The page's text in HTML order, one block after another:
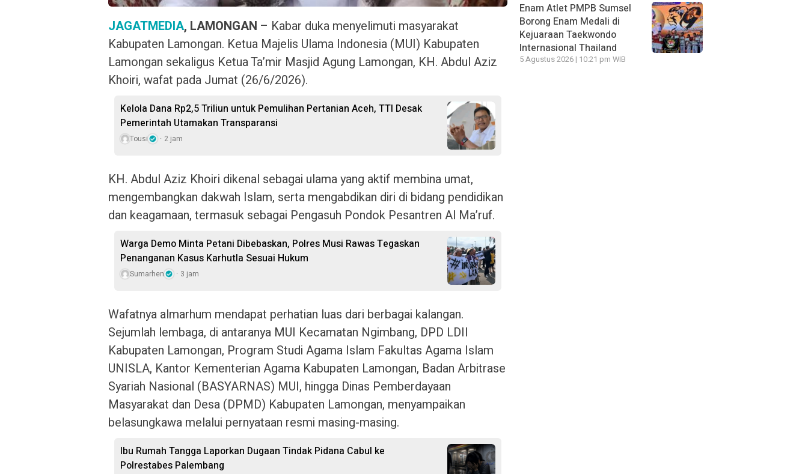
JAGATMEDIA, LAMONGAN – Kabar duka menyelimuti masyarakat
Kabupaten Lamongan. Ketua Majelis Ulama Indonesia (MUI) Kabupaten
Lamongan sekaligus Ketua Ta’mir Masjid Agung Lamongan, KH. Abdul Aziz
Khoiri, wafat pada Jumat (26/6/2026).
Kelola Dana Rp2,5 Triliun untuk Pemulihan Pertanian Aceh, TTI Desak
Pemerintah Utamakan Transparansi
Tousi 2 jam
KH. Abdul Aziz Khoiri dikenal sebagai ulama yang aktif membina umat,
mengembangkan dakwah Islam, serta mengabdikan diri di bidang pendidikan
dan keagamaan, termasuk sebagai Pengasuh Pondok Pesantren Al Ma’ruf.
Warga Demo Minta Petani Dibebaskan, Polres Musi Rawas Tegaskan
Penanganan Kasus Karhutla Sesuai Hukum
Sumarhen 3 jam
Wafatnya almarhum mendapat perhatian luas dari berbagai kalangan.
Sejumlah lembaga, di antaranya MUI Kecamatan Ngimbang, DPD LDII
Kabupaten Lamongan, Program Studi Agama Islam Fakultas Agama Islam
UNISLA, Kantor Kementerian Agama Kabupaten Lamongan, Badan Arbitrase
Syariah Nasional (BASYARNAS) MUI, hingga Dinas Pemberdayaan
Masyarakat dan Desa (DPMD) Kabupaten Lamongan, menyampaikan
belasungkawa melalui pernyataan resmi masing-masing.
Ibu Rumah Tangga Laporkan Dugaan Tindak Pidana Cabul ke
Polrestabes Palembang
Enam Atlet PMPB Sumsel
Borong Enam Medali di
Kejuaraan Taekwondo
Internasional Thailand
5 Agustus 2026 | 10:21 pm WIB